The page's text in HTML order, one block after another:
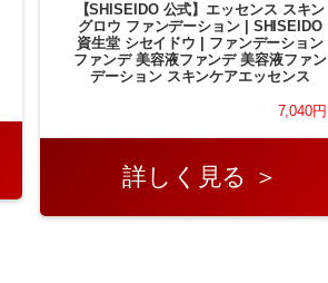
【SHISEIDO 公式】エッセンス スキン
グロウ ファンデーション | SHISEIDO
資生堂 シセイドウ | ファンデーション
ファンデ 美容液ファンデ 美容液ファン
デーション スキンケアエッセンス
7,040円
詳しく見る ＞